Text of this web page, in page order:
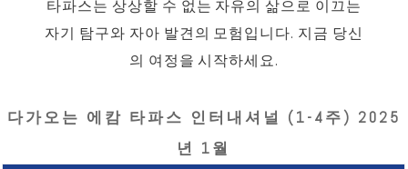
타파스는 상상할 수 없는 자유의 삶으로 이끄는
자기 탐구와 자아 발견의 모험입니다. 지금 당신
의 여정을 시작하세요.
다가오는 에캄 타파스 인터내셔널 (1-4주) 2025
년 1월